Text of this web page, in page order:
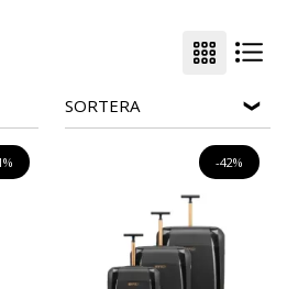
SORTERA
-42%